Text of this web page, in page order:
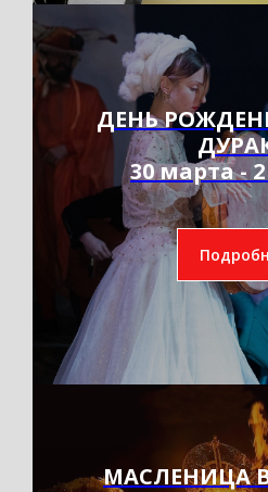
ДЕНЬ
30 марта -
МАСЛЕНИЦА